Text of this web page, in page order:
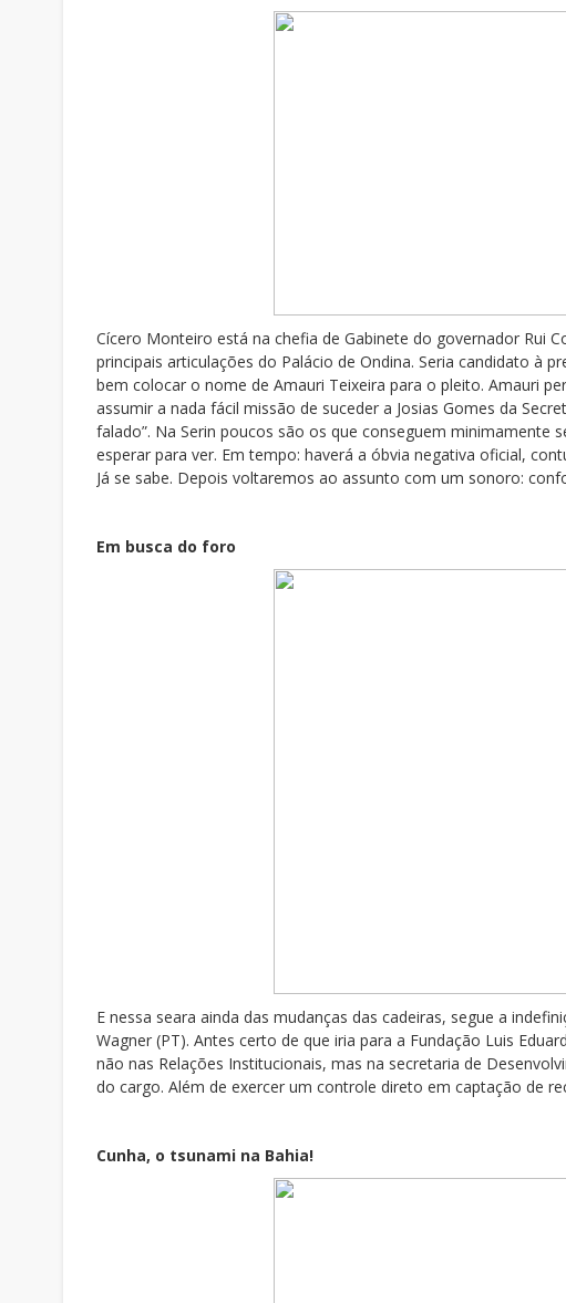
Cícero Monteiro está na chefia de Gabinete do governador Rui
principais articulações do Palácio de Ondina. Seria candidato à
bem colocar o nome de Amauri Teixeira para o pleito. Amauri
assumir a nada fácil missão de suceder a Josias Gomes da
falado”. Na Serin poucos são os que conseguem minimamente
esperar para ver. Em tempo: haverá a óbvia negativa oficial,
Já se sabe. Depois voltaremos ao assunto com um sonoro:
Em busca do foro
E nessa seara ainda das mudanças das cadeiras, segue a
Wagner (PT). Antes certo de que iria para a Fundação Luis
não nas Relações Institucionais, mas na secretaria de
do cargo. Além de exercer um controle direto em captação de
Cunha, o tsunami na Bahia!